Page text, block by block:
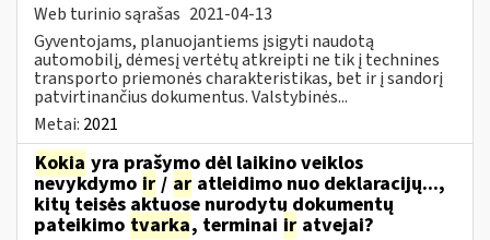
Web turinio sąrašas 2021-04-13
Gyventojams, planuojantiems įsigyti naudotą
automobilį, dėmesį vertėtų atkreipti ne tik į technines
transporto priemonės charakteristikas, bet ir į sandorį
patvirtinančius dokumentus. Valstybinės...
Metai: 2021
Kokia yra prašymo dėl laikino veiklos
nevykdymo ir / ar atleidimo nuo deklaracijų...,
kitų teisės aktuose nurodytų dokumentų
pateikimo tvarka, terminai ir atvejai?